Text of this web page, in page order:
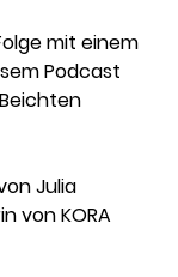
mit einem
Podcast
Julia
von KORA